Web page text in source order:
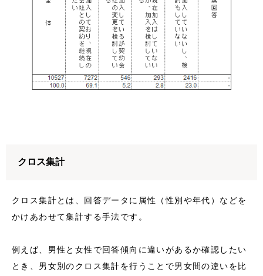
クロス集計
クロス集計とは、回答データに属性（性別や年代）などを
かけあわせて集計する手法です。
例えば、男性と女性で回答傾向に違いがあるか確認したい
とき、男女別のクロス集計を行うことで男女間の違いを比